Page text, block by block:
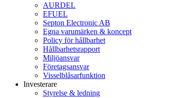
AURDEL
EFUEL
Septon Electronic AB
Egna varumärken & koncept
Policy för hållbarhet
Hållbarhetsrapport
Miljöansvar
Företagsansvar
Visselblåsarfunktion
Investerare
Styrelse & ledning